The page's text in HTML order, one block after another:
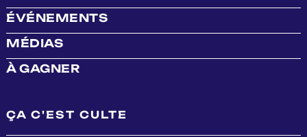
ÉVÉNEMENTS
MÉDIAS
À GAGNER
ÇA C'EST CULTE